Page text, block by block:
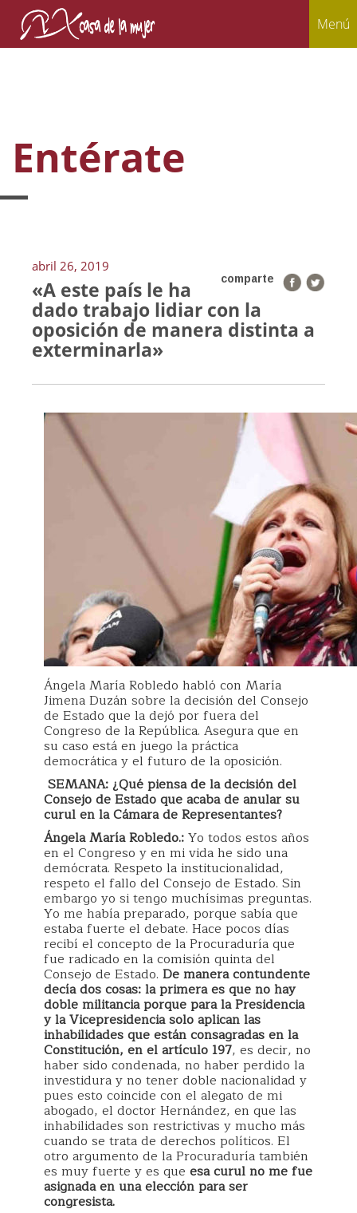
Menú
Entérate
abril 26, 2019
comparte
«A este país le ha
dado trabajo lidiar con la
oposición de manera distinta a
exterminarla»
Ángela María Robledo habló con María
Jimena Duzán sobre la decisión del Consejo
de Estado que la dejó por fuera del
Congreso de la República. Asegura que en
su caso está en juego la práctica
democrática y el futuro de la oposición.
SEMANA: ¿Qué piensa de la decisión del
Consejo de Estado que acaba de anular su
curul en la Cámara de Representantes?
Ángela María Robledo.:Yo todos estos años
en el Congreso y en mi vida he sido una
demócrata. Respeto la institucionalidad,
respeto el fallo del Consejo de Estado. Sin
embargo yo si tengo muchísimas preguntas.
Yo me había preparado, porque sabía que
estaba fuerte el debate. Hace pocos días
recibí el concepto de la Procuraduría que
fue radicado en la comisión quinta del
Consejo de Estado. De manera contundente
decía dos cosas: la primera es que no hay
doble militancia porque para la Presidencia
y la Vicepresidencia solo aplican las
inhabilidades que están consagradas en la
Constitución, en el artículo 197, es decir, no
haber sido condenada, no haber perdido la
investidura y no tener doble nacionalidad y
pues esto coincide con el alegato de mi
abogado, el doctor Hernández, en que las
inhabilidades son restrictivas y mucho más
cuando se trata de derechos políticos. El
otro argumento de la Procuraduría también
es muy fuerte y es que esa curul no me fue
asignada en una elección para ser
congresista.